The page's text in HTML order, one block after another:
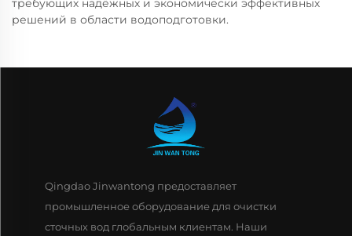
требующих надёжных и экономически эффективных
решений в области водоподготовки.
Qingdao Jinwantong предоставляет
промышленное оборудование для очистки
сточных вод глобальным клиентам. Наши